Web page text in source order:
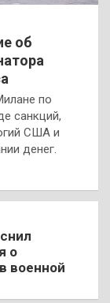
об
по
санкций,
США и
денег.
о
военной